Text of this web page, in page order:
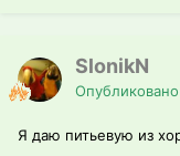
SlonikN
Опубликовано
Я даю питьевую из